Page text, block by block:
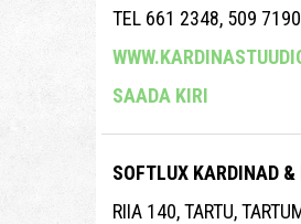
TEL 661 2348, 509 7190
SAADA KIRI
SOFTLUX KARDINAD
RIIA 140, TARTU,